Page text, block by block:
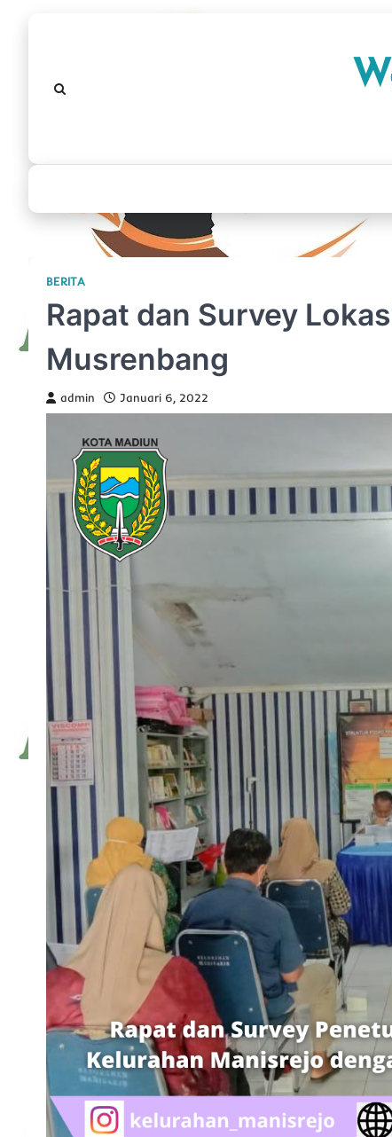
BERITA
Rapat dan Survey
Musrenbang
admin Januari 6, 2022